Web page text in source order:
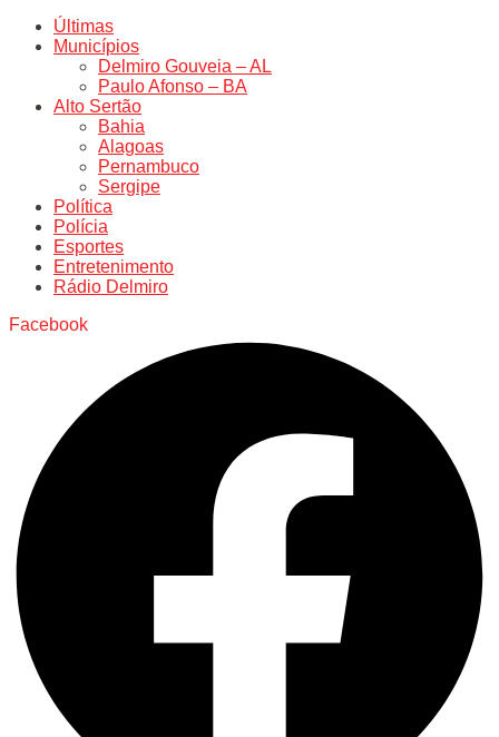
Últimas
Municípios
Delmiro Gouveia – AL
Paulo Afonso – BA
Alto Sertão
Bahia
Alagoas
Pernambuco
Sergipe
Política
Polícia
Esportes
Entretenimento
Rádio Delmiro
Facebook